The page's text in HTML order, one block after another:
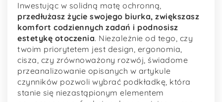
Inwestując w solidną matę ochronną,
przedłużasz życie swojego biurka, zwiększasz
komfort codziennych zadań i podnosisz
estetykę otoczenia. Niezależnie od tego, czy
twoim priorytetem jest design, ergonomia,
cisza, czy zrównoważony rozwój, świadome
przeanalizowanie opisanych w artykule
czynników pozwoli wybrać podkładkę, która
stanie się niezastąpionym elementem